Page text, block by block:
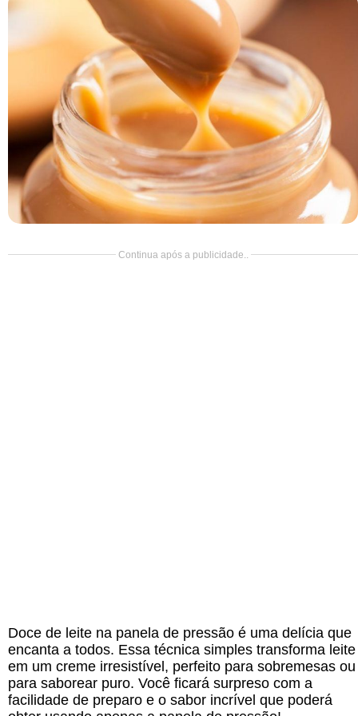
Salada
Almoço
Cocada
Continua após a publicidade..
Doce de leite na panela de pressão é uma delícia que
encanta a todos. Essa técnica simples transforma leite
em um creme irresistível, perfeito para sobremesas ou
para saborear puro. Você ficará surpreso com a
facilidade de preparo e o sabor incrível que poderá